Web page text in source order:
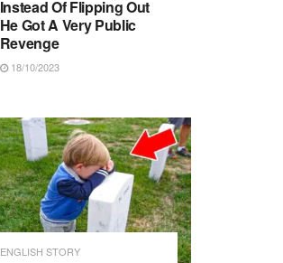
Instead Of Flipping Out
He Got A Very Public
Revenge
18/10/2023
ENGLISH STORY